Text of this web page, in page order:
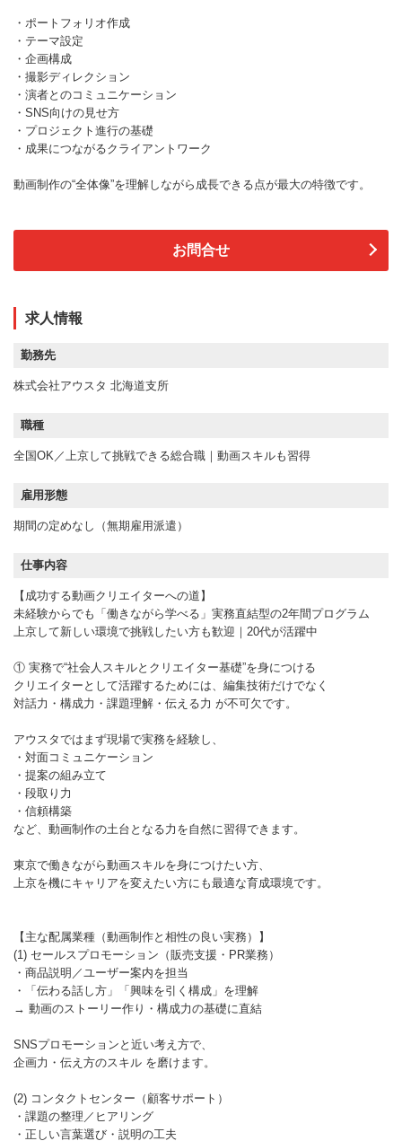
・ポートフォリオ作成
・テーマ設定
・企画構成
・撮影ディレクション
・演者とのコミュニケーション
・SNS向けの見せ方
・プロジェクト進行の基礎
・成果につながるクライアントワーク
動画制作の“全体像”を理解しながら成長できる点が最大の特徴です。
お問合せ
求人情報
勤務先
株式会社アウスタ 北海道支所
職種
全国OK／上京して挑戦できる総合職｜動画スキルも習得
雇用形態
期間の定めなし（無期雇用派遣）
仕事内容
【成功する動画クリエイターへの道】
未経験からでも「働きながら学べる」実務直結型の2年間プログラム
上京して新しい環境で挑戦したい方も歓迎｜20代が活躍中
① 実務で“社会人スキルとクリエイター基礎”を身につける
クリエイターとして活躍するためには、編集技術だけでなく
対話力・構成力・課題理解・伝える力 が不可欠です。
アウスタではまず現場で実務を経験し、
・対面コミュニケーション
・提案の組み立て
・段取り力
・信頼構築
など、動画制作の土台となる力を自然に習得できます。
東京で働きながら動画スキルを身につけたい方、
上京を機にキャリアを変えたい方にも最適な育成環境です。
【主な配属業種（動画制作と相性の良い実務）】
(1) セールスプロモーション（販売支援・PR業務）
・商品説明／ユーザー案内を担当
・「伝わる話し方」「興味を引く構成」を理解
→ 動画のストーリー作り・構成力の基礎に直結
SNSプロモーションと近い考え方で、
企画力・伝え方のスキル を磨けます。
(2) コンタクトセンター（顧客サポート）
・課題の整理／ヒアリング
・正しい言葉選び・説明の工夫